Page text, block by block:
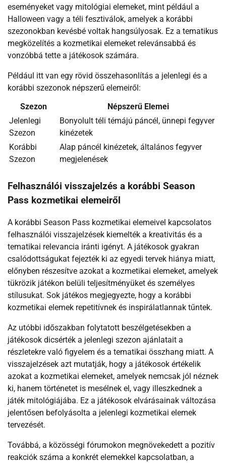
eseményeket vagy mitológiai elemeket, mint például a
Halloween vagy a téli fesztiválok, amelyek a korábbi
szezonokban kevésbé voltak hangsúlyosak. Ez a tematikus
megközelítés a kozmetikai elemeket relevánsabbá és
vonzóbbá tette a játékosok számára.
Például itt van egy rövid összehasonlítás a jelenlegi és a
korábbi szezonok népszerű elemeiről:
Szezon
Népszerű Elemei
Jelenlegi
Szezon
Bonyolult téli témájú páncél, ünnepi fegyver
kinézetek
Korábbi
Szezon
Alap páncél kinézetek, általános fegyver
megjelenések
Felhasználói visszajelzés a korábbi Season
Pass kozmetikai elemeiről
A korábbi Season Pass kozmetikai elemeivel kapcsolatos
felhasználói visszajelzések kiemelték a kreativitás és a
tematikai relevancia iránti igényt. A játékosok gyakran
csalódottságukat fejezték ki az egyedi tervek hiánya miatt,
előnyben részesítve azokat a kozmetikai elemeket, amelyek
tükrözik játékon belüli teljesítményüket és személyes
stílusukat. Sok játékos megjegyezte, hogy a korábbi
kozmetikai elemek repetitívnek és inspirálatlannak tűntek.
Az utóbbi időszakban folytatott beszélgetésekben a
játékosok dicsérték a jelenlegi szezon ajánlatait a
részletekre való figyelem és a tematikai összhang miatt. A
visszajelzések azt mutatják, hogy a játékosok értékelik
azokat a kozmetikai elemeket, amelyek nemcsak jól néznek
ki, hanem történetet is mesélnek el, vagy illeszkednek a
játék mitológiájába. Ez a játékosok elvárásainak változása
jelentősen befolyásolta a jelenlegi kozmetikai elemek
tervezését.
Továbbá, a közösségi fórumokon megnövekedett a pozitív
reakciók száma a konkrét elemekkel kapcsolatban, a